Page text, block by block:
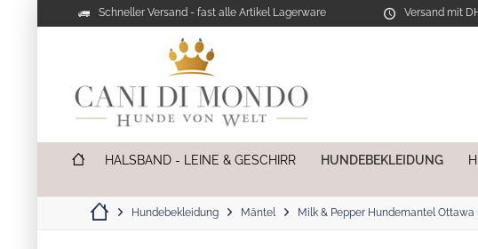
Schneller Versand - fast alle Artikel Lagerware Versand mit
HALSBAND - LEINE & GESCHIRR HUNDEBEKLEIDUNG
Hundebekleidung Mäntel Milk & Pepper Hundemantel Ottawa